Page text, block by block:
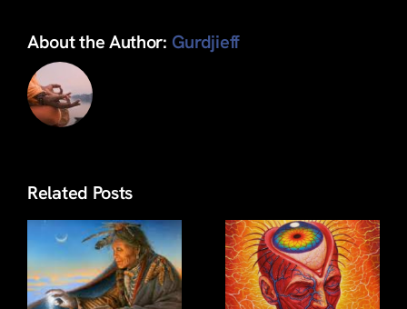
About the Author: Gurdjieff
Related Posts